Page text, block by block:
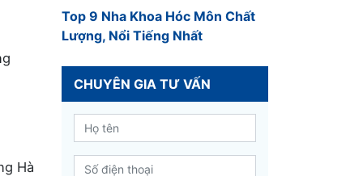
Hà
Top 9 Nha Khoa Hóc Môn Chất
Lượng, Nổi Tiếng Nhất
CHUYÊN GIA TƯ VẤN